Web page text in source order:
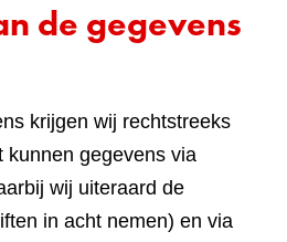
de gegevens
krijgen wij rechtstreeks
kunnen gegevens via
wij uiteraard de
in acht nemen) en via